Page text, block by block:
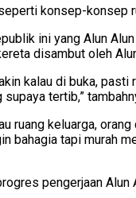
konsep-konsep
ini yang Alun
disambut oleh
kalau di buka,
tertib,”
ruang keluarga,
tapi murah
pengerjaan